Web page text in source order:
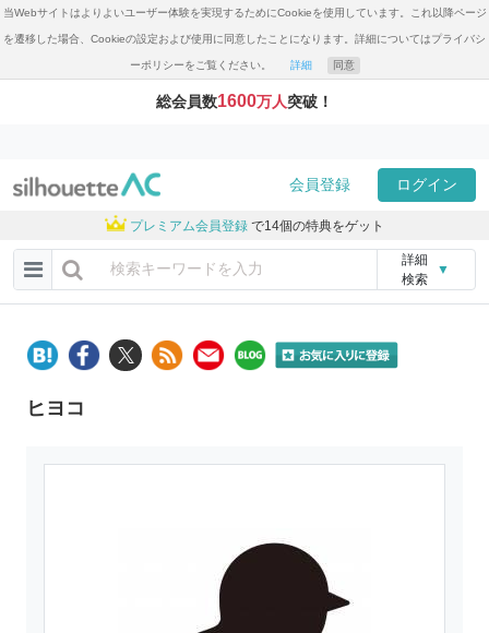
当Webサイトはよりよいユーザー体験を実現するためにCookieを使用しています。これ以降ページ
を遷移した場合、Cookieの設定および使用に同意したことになります。詳細についてはプライバシ
ーポリシーをご覧ください。 詳細 同意
総会員数1600万人突破！
会員登録 ログイン
プレミアム会員登録 で14個の特典をゲット
詳細
検索
▼
ヒヨコ